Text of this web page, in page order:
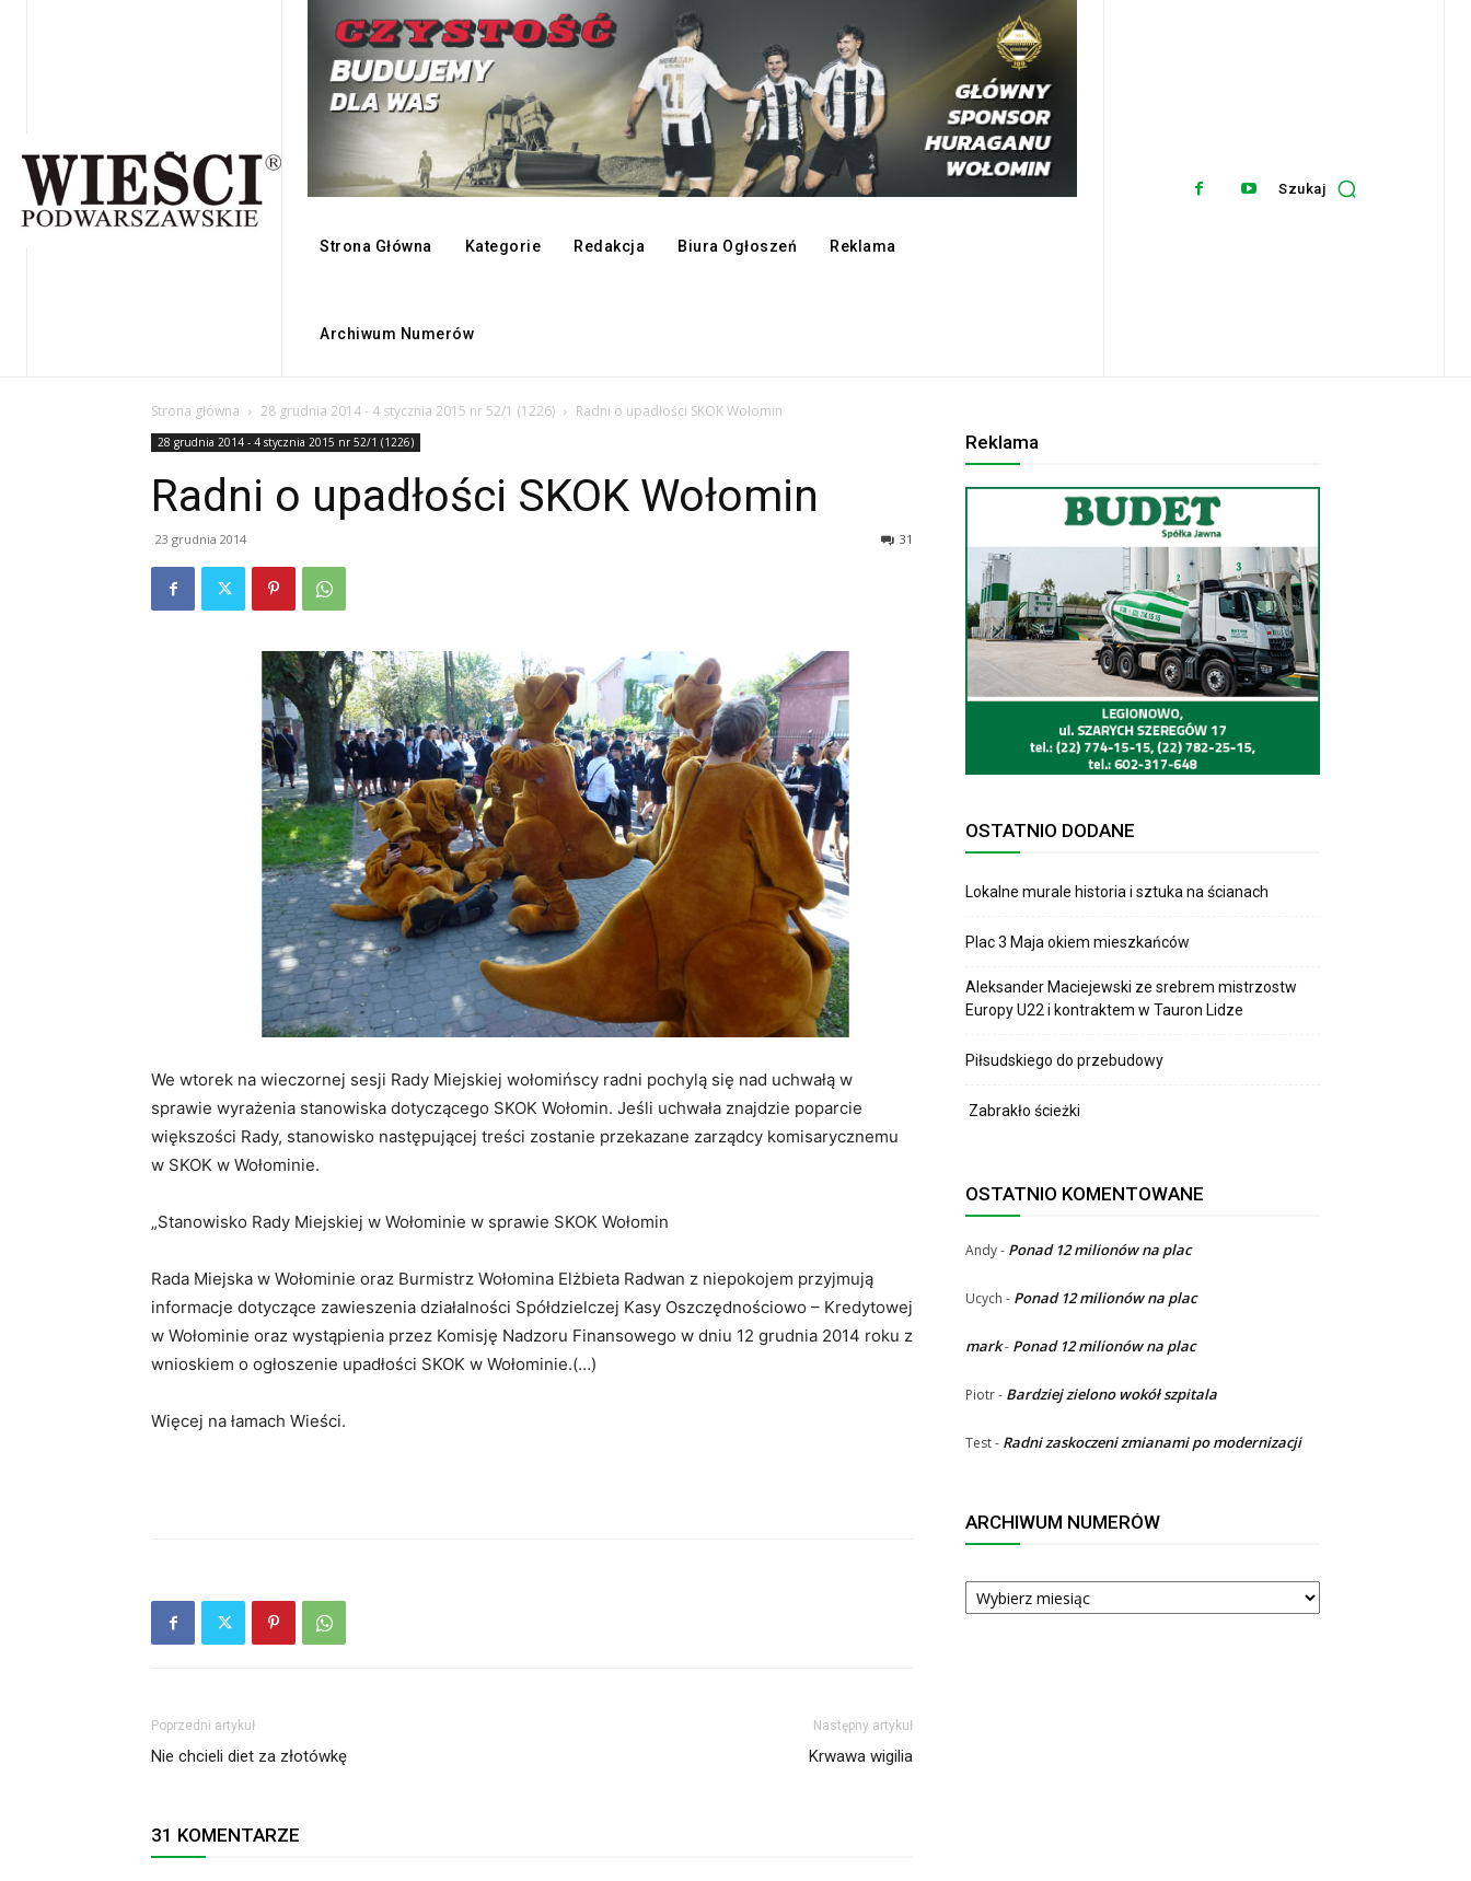
Strona Główna Kategorie Redakcja Biura Ogłoszeń Reklama
Archiwum Numerów
Szukaj
Strona główna 28 grudnia 2014 - 4 stycznia 2015 nr 52/1 (1226) Radni o upadłości SKOK Wołomin
28 grudnia 2014 - 4 stycznia 2015 nr 52/1 (1226)
Radni o upadłości SKOK Wołomin
23 grudnia 2014 31
We wtorek na wieczornej sesji Rady Miejskiej wołomińscy radni pochylą się nad uchwałą w
sprawie wyrażenia stanowiska dotyczącego SKOK Wołomin. Jeśli uchwała znajdzie poparcie
większości Rady, stanowisko następującej treści zostanie przekazane zarządcy komisarycznemu
w SKOK w Wołominie.
„Stanowisko Rady Miejskiej w Wołominie w sprawie SKOK Wołomin
Rada Miejska w Wołominie oraz Burmistrz Wołomina Elżbieta Radwan z niepokojem przyjmują
informacje dotyczące zawieszenia działalności Spółdzielczej Kasy Oszczędnościowo – Kredytowej
w Wołominie oraz wystąpienia przez Komisję Nadzoru Finansowego w dniu 12 grudnia 2014 roku z
wnioskiem o ogłoszenie upadłości SKOK w Wołominie.(…)
Więcej na łamach Wieści.
Poprzedni artykuł
Nie chcieli diet za złotówkę
Następny artykuł
Krwawa wigilia
31 KOMENTARZE
Reklama
OSTATNIO DODANE
Lokalne murale historia i sztuka na ścianach
Plac 3 Maja okiem mieszkańców
Aleksander Maciejewski ze srebrem mistrzostw
Europy U22 i kontraktem w Tauron Lidze
Piłsudskiego do przebudowy
Zabrakło ścieżki
OSTATNIO KOMENTOWANE
Andy- Ponad 12 milionów na plac
Ucych - Ponad 12 milionów na plac
mark- Ponad 12 milionów na plac
Piotr- Bardziej zielono wokół szpitala
Test- Radni zaskoczeni zmianami po modernizacji
ARCHIWUM NUMERÓW
ARCHIWUM
NUMERÓW